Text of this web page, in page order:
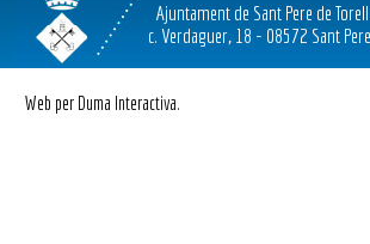
Ajuntament de Sant Pere de
c. Verdaguer, 18 - 08572 Sant
Web per Duma Interactiva.